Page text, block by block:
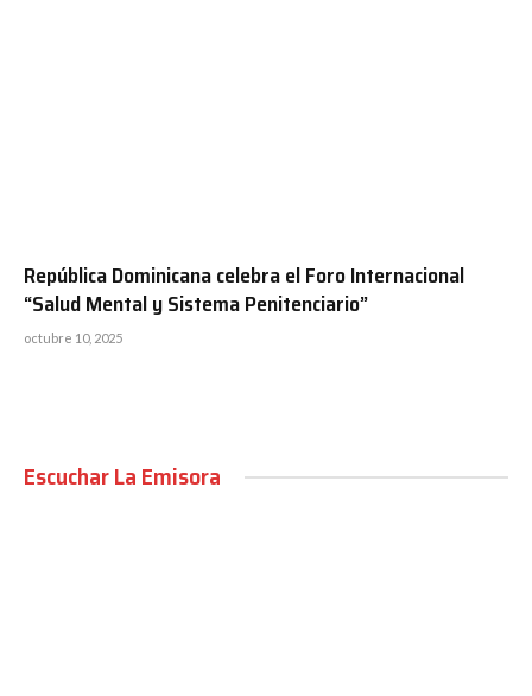
República Dominicana celebra el Foro Internacional
“Salud Mental y Sistema Penitenciario”
octubre 10, 2025
Escuchar La Emisora